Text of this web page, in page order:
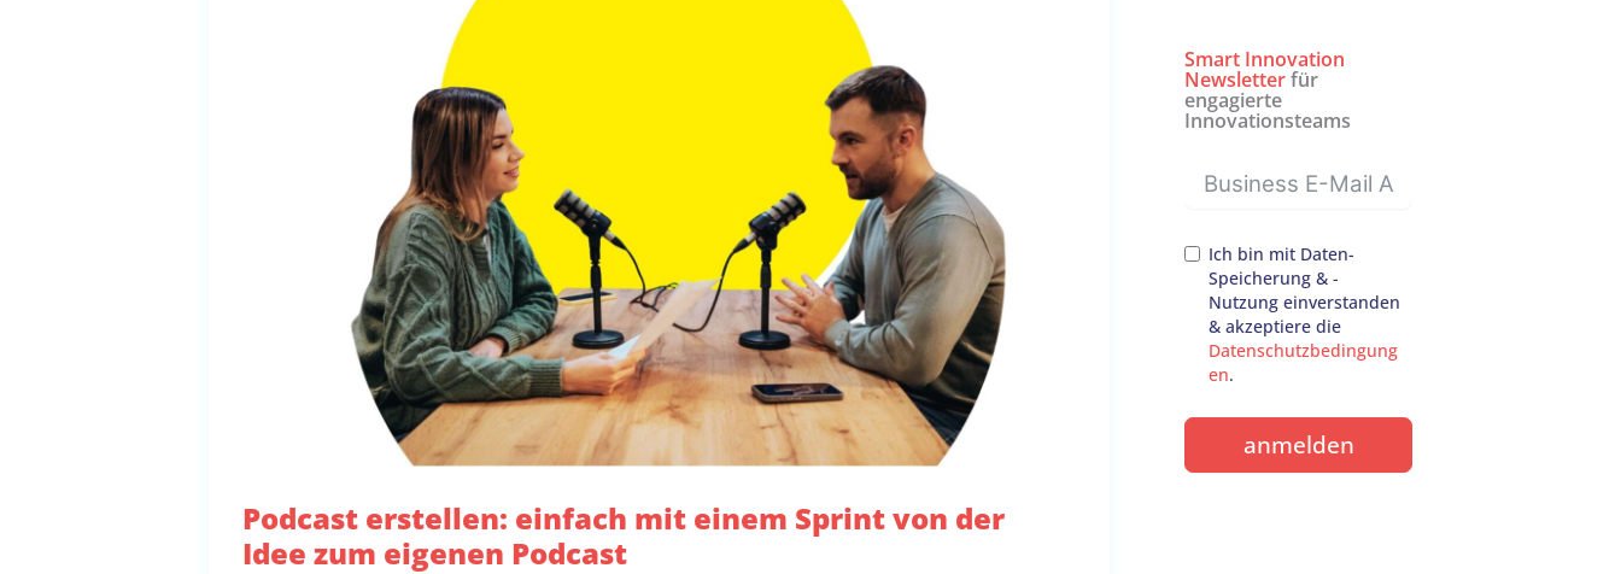
Podcast erstellen: einfach mit einem Sprint von der
Idee zum eigenen Podcast
Smart Innovation
Newsletterfür
engagierte
Innovationsteams
Ich bin mit Daten-
Speicherung & -
Nutzung einverstanden
& akzeptiere die
Datenschutzbedingung
en.
anmelden